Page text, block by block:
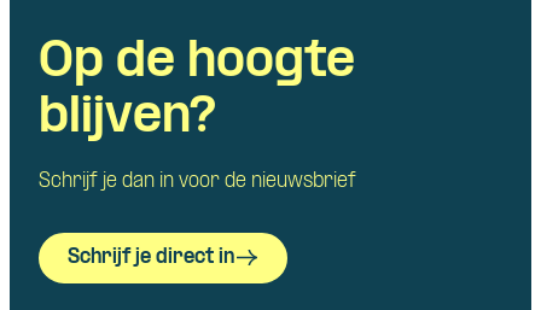
Op de hoogte
blijven?
Schrijf je dan in voor de nieuwsbrief
Schrijf je direct in